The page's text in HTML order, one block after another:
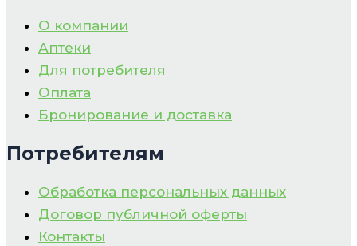
О компании
Аптеки
Для потребителя
Оплата
Бронирование и доставка
Потребителям
Обработка персональных данных
Договор публичной оферты
Контакты